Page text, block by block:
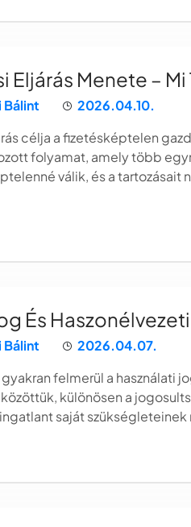
Eljárás Menete –
Bálint
2026.04.10.
célja a fizetésképtelen
folyamat, amely több
válik, és a tartozásait
És
Bálint
2026.04.07.
felmerül a használati
különösen a
saját